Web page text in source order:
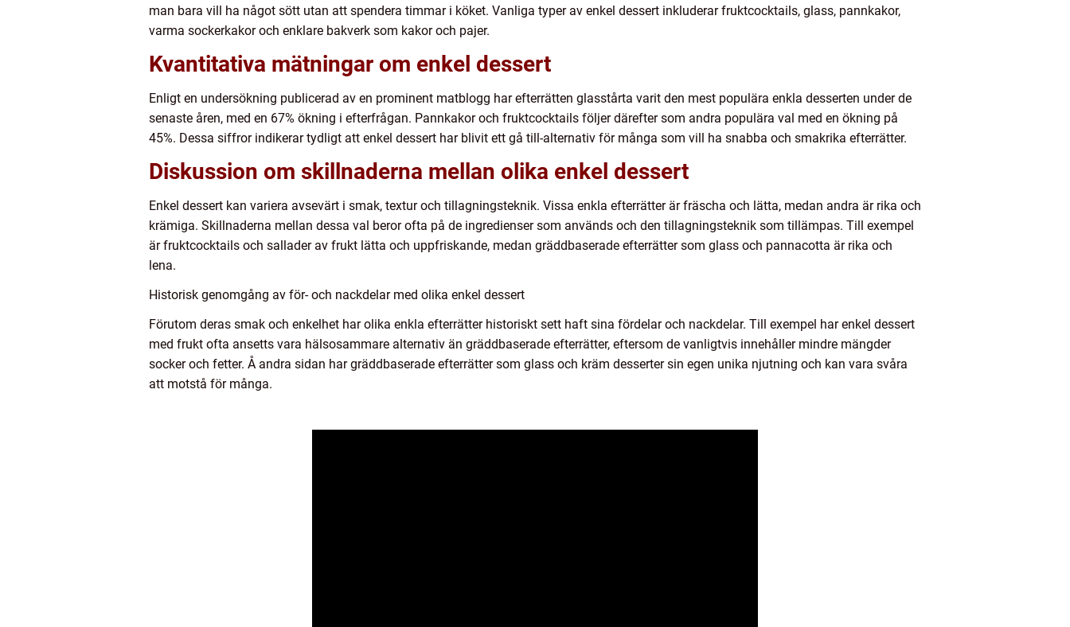
man bara vill ha något sött utan att spendera timmar i köket. Vanliga typer av enkel dessert inkluderar fruktcocktails, glass, pannkakor,
varma sockerkakor och enklare bakverk som kakor och pajer.
Kvantitativa mätningar om enkel dessert
Enligt en undersökning publicerad av en prominent matblogg har efterrätten glasstårta varit den mest populära enkla desserten under de
senaste åren, med en 67% ökning i efterfrågan. Pannkakor och fruktcocktails följer därefter som andra populära val med en ökning på
45%. Dessa siffror indikerar tydligt att enkel dessert har blivit ett gå till-alternativ för många som vill ha snabba och smakrika efterrätter.
Diskussion om skillnaderna mellan olika enkel dessert
Enkel dessert kan variera avsevärt i smak, textur och tillagningsteknik. Vissa enkla efterrätter är fräscha och lätta, medan andra är rika och
krämiga. Skillnaderna mellan dessa val beror ofta på de ingredienser som används och den tillagningsteknik som tillämpas. Till exempel
är fruktcocktails och sallader av frukt lätta och uppfriskande, medan gräddbaserade efterrätter som glass och pannacotta är rika och
lena.
Historisk genomgång av för- och nackdelar med olika enkel dessert
Förutom deras smak och enkelhet har olika enkla efterrätter historiskt sett haft sina fördelar och nackdelar. Till exempel har enkel dessert
med frukt ofta ansetts vara hälsosammare alternativ än gräddbaserade efterrätter, eftersom de vanligtvis innehåller mindre mängder
socker och fetter. Å andra sidan har gräddbaserade efterrätter som glass och kräm desserter sin egen unika njutning och kan vara svåra
att motstå för många.